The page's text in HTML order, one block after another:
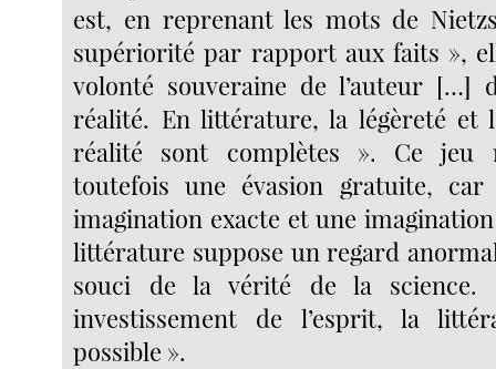
est, en reprenant les mots de
supériorité par rapport aux faits »,
volonté souveraine de l’auteur […]
réalité. En littérature, la légèreté et
réalité sont complètes ». Ce jeu
toutefois une évasion gratuite,
imagination exacte et une
littérature suppose un regard
souci de la vérité de la science.
investissement de l’esprit, la
possible ».